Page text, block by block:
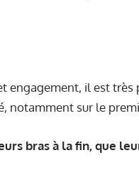
engagement, il est
notamment sur le
bras à la fin, que